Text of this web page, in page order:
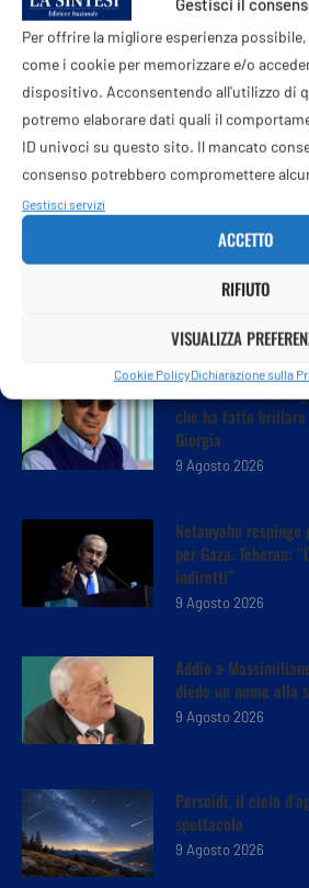
Gestisci il
Per offrire la migliore esperienza
come i cookie per memorizzare e/o
dispositivo. Acconsentendo all'utilizzo di
potremo elaborare dati quali il
ID univoci su questo sito. Il mancato
consenso potrebbero compromettere
Gestisci servizi
ACCETTO
RIFIUTO
VISUALIZZA
Cookie PolicyDichiarazione sulla
Morto Rolando
che ha fatto
Giorgia
9 Agosto 2026
Netanyahu
per Gaza. Teheran:
indiretti”
9 Agosto 2026
Addio a
diede un nome alla
9 Agosto 2026
Perseidi, il cielo
spettacolo
9 Agosto 2026